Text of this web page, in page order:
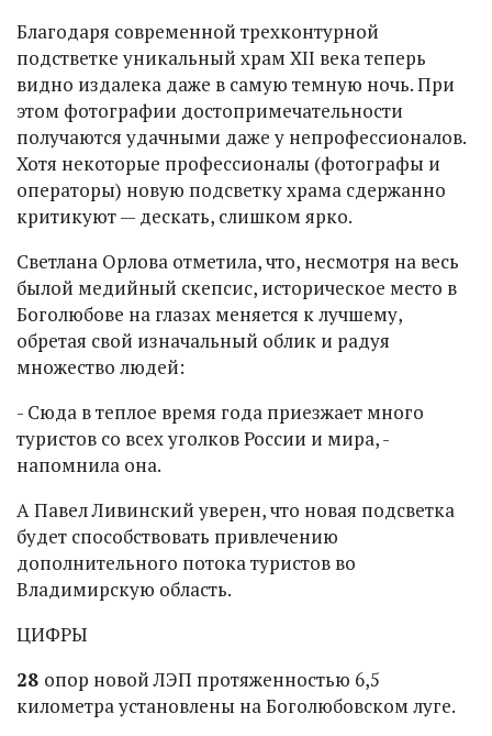
Благодаря современной трехконтурной
подстветке уникальный храм ХII века теперь
видно издалека даже в самую темную ночь. При
этом фотографии достопримечательности
получаются удачными даже у непрофессионалов.
Хотя некоторые профессионалы (фотографы и
операторы) новую подсветку храма сдержанно
критикуют — дескать, слишком ярко.
Светлана Орлова отметила, что, несмотря на весь
былой медийный скепсис, историческое место в
Боголюбове на глазах меняется к лучшему,
обретая свой изначальный облик и радуя
множество людей:
- Сюда в теплое время года приезжает много
туристов со всех уголков России и мира, -
напомнила она.
А Павел Ливинский уверен, что новая подсветка
будет способствовать привлечению
дополнительного потока туристов во
Владимирскую область.
ЦИФРЫ
28 опор новой ЛЭП протяженностью 6,5
километра установлены на Боголюбовском луге.